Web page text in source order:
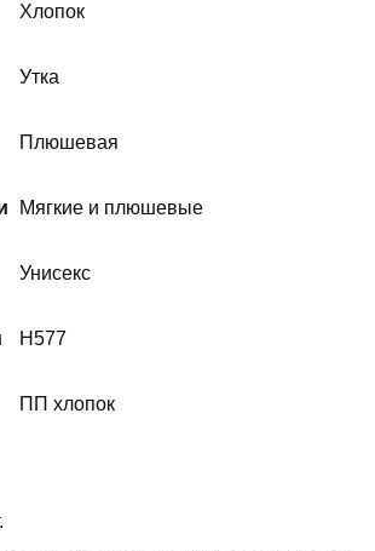
Хлопок
Утка
Плюшевая
Мягкие и плюшевые
Унисекс
H577
ПП хлопок